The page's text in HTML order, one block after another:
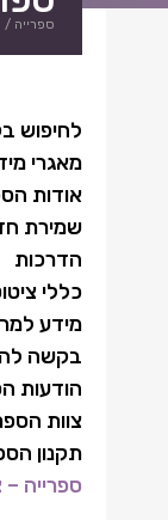
ספרייה /
לחיפוש
מאגרי
אודות
שמירת
הדרכות
כללי
מידע
בקשה
הודעות
צוות
תקנון
ספרייה